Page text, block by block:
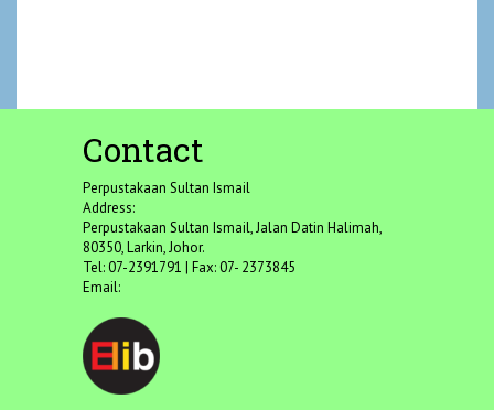
Contact
Perpustakaan Sultan Ismail
Address:
Perpustakaan Sultan Ismail, Jalan Datin Halimah,
80350, Larkin, Johor.
Tel: 07-2391791 | Fax: 07- 2373845
Email: